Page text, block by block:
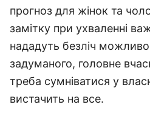
прогноз для жінок та
замітку при ухваленні
нададуть безліч
задуманого, головне
треба сумніватися у
вистачить на все.